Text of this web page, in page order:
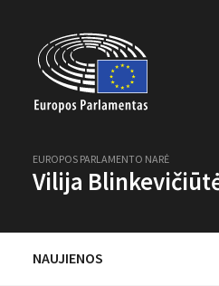
EUROPOS PARLAMENTO NARĖ
Vilija
NAUJIENOS